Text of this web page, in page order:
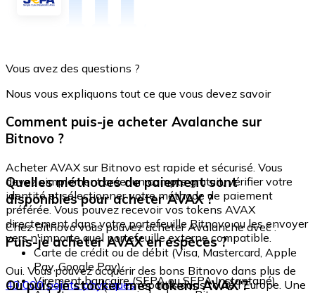
Vous avez des questions ?
Nous vous expliquons tout ce que vous devez savoir
Comment puis-je acheter Avalanche sur
Bitnovo ?
Acheter AVAX sur Bitnovo est rapide et sécurisé. Vous
devez simplement créer un compte gratuit, vérifier votre
identité et sélectionner votre méthode de paiement
préférée. Vous pouvez recevoir vos tokens AVAX
directement dans votre portefeuille Bitnovo ou les envoyer
vers n'importe quel portefeuille externe compatible.
Quelles méthodes de paiement sont
disponibles pour acheter AVAX ?
Chez Bitnovo vous pouvez acheter Avalanche avec :
Carte de crédit ou de débit (Visa, Mastercard, Apple
Pay, Google Pay)
Virement bancaire (SEPA ou SEPA Instantané)
Puis-je acheter AVAX en espèces ?
Oui. Vous pouvez acquérir des bons Bitnovo dans plus de
40 000 points physiquesrépartis dans toute l'Europe. Une
Où puis-je stocker mes tokens AVAX ?